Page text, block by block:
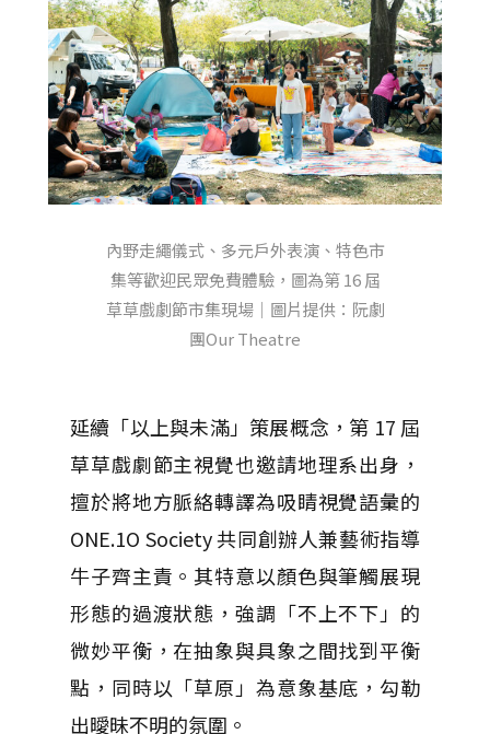
內野走繩儀式、多元戶外表演、特色市
集等歡迎民眾免費體驗，圖為第 16 屆
草草戲劇節市集現場｜圖片提供：阮劇
團Our Theatre
延續「以上與未滿」策展概念，第 17 屆
草草戲劇節主視覺也邀請地理系出身，
擅於將地方脈絡轉譯為吸睛視覺語彙的
ONE.1O Society 共同創辦人兼藝術指導
牛子齊主責。其特意以顏色與筆觸展現
形態的過渡狀態，強調「不上不下」的
微妙平衡，在抽象與具象之間找到平衡
點，同時以「草原」為意象基底，勾勒
出曖昧不明的氛圍。